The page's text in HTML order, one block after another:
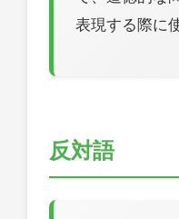
表現する際に
反対語